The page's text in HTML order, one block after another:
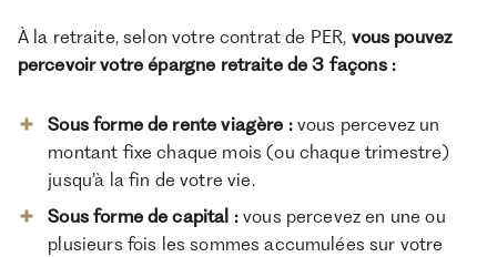
À la retraite, selon votre contrat de PER, vous pouvez
percevoir votre épargne retraite de 3 façons :
Sous forme de rente viagère : vous percevez un
montant fixe chaque mois (ou chaque trimestre)
jusqu’à la fin de votre vie.
Sous forme de capital :vous percevez en une ou
plusieurs fois les sommes accumulées sur votre